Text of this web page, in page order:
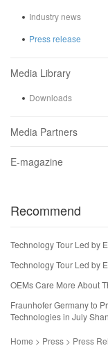
Industry news
Press release
Media Library
Downloads
Media Partners
E-magazine
Recommend
Technology Tour Led by
Technology Tour Led by
OEMs Care More About
Fraunhofer Germany to
Technologies in July
Home > Press > Press